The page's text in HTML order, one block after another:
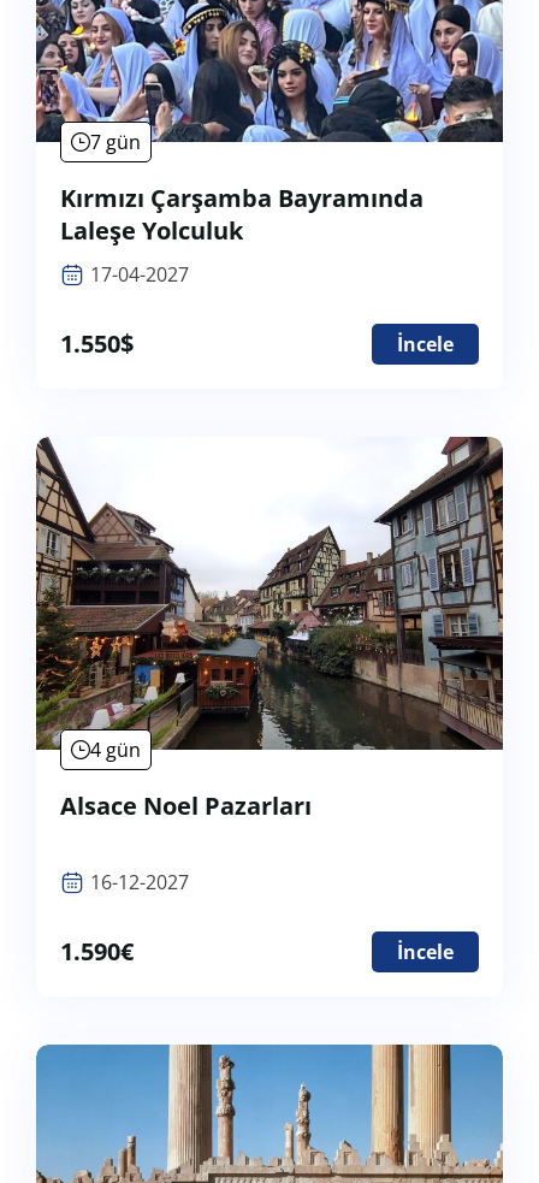
7 gün
Kırmızı Çarşamba Bayramında
Laleşe Yolculuk
17-04-2027
1.550$ İncele
4 gün
Alsace Noel Pazarları
16-12-2027
1.590€ İncele